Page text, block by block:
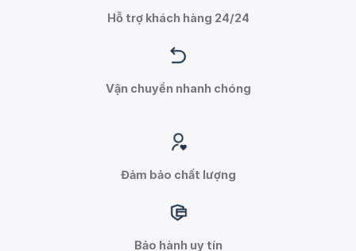
Hỗ trợ khách hàng 24/24
Vận chuyển nhanh chóng
Đảm bảo chất lượng
Bảo hành uy tín